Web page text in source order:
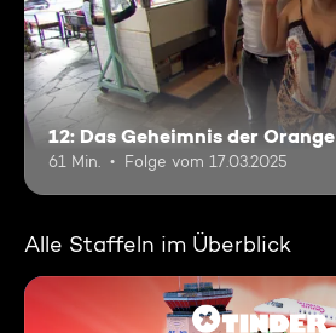
12: Das Geheimnis der Orange
61 Min. Folge vom 17.03.2025
Alle Staffeln im Überblick